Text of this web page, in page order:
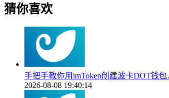
猜你喜欢
手把手教你用imToken创建波卡DOT钱
2026-08-08 19:40:14